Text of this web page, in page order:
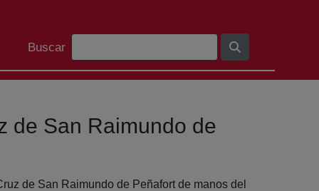
Barra de cerca
Buscar
de San Raimundo de
de San Raimundo de Peñafort de manos del